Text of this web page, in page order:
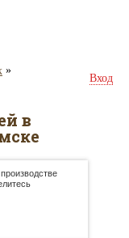
»
Вход
в